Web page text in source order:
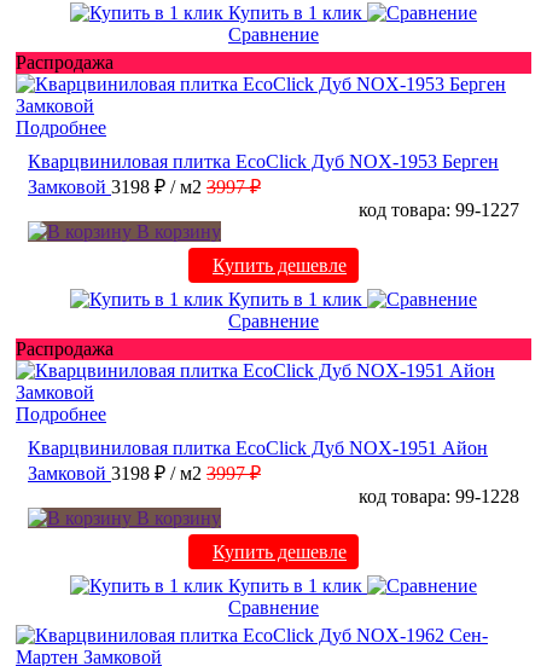
Купить в 1 клик
Сравнение
Распродажа
Подробнее
Кварцвиниловая плитка EcoClick Дуб NOX-1953 Берген
Замковой 3198 ₽ / м2 3997 ₽
код товара: 99-1227
В корзину
Купить дешевле
Купить в 1 клик
Сравнение
Распродажа
Подробнее
Кварцвиниловая плитка EcoClick Дуб NOX-1951 Айон
Замковой 3198 ₽ / м2 3997 ₽
код товара: 99-1228
В корзину
Купить дешевле
Купить в 1 клик
Сравнение